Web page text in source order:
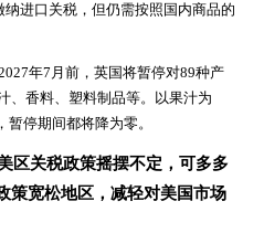
进口关税，但仍需按照国内商品的
年7月前，英国将暂停对89种产
、香料、塑料制品等。以果汁为
停期间都将降为零。
区关税政策摇摆不定，可多多
策宽松地区，减轻对美国市场